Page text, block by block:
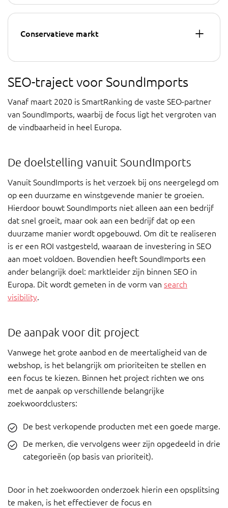
Conservatieve markt
SEO-traject voor SoundImports
Vanaf maart 2020 is SmartRanking de vaste SEO-partner
van SoundImports, waarbij de focus ligt het vergroten van
de vindbaarheid in heel Europa.
De doelstelling vanuit SoundImports
Vanuit SoundImports is het verzoek bij ons neergelegd om
op een duurzame en winstgevende manier te groeien.
Hierdoor bouwt SoundImports niet alleen aan een bedrijf
dat snel groeit, maar ook aan een bedrijf dat op een
duurzame manier wordt opgebouwd. Om dit te realiseren
is er een ROI vastgesteld, waaraan de investering in SEO
aan moet voldoen. Bovendien heeft SoundImports een
ander belangrijk doel: marktleider zijn binnen SEO in
Europa. Dit wordt gemeten in de vorm van search
visibility.
De aanpak voor dit project
Vanwege het grote aanbod en de meertaligheid van de
webshop, is het belangrijk om prioriteiten te stellen en
een focus te kiezen. Binnen het project richten we ons
met de aanpak op verschillende belangrijke
zoekwoordclusters:
De best verkopende producten met een goede marge.
De merken, die vervolgens weer zijn opgedeeld in drie
categorieën (op basis van prioriteit).
Door in het zoekwoorden onderzoek hierin een opsplitsing
te maken, is het effectiever de focus en